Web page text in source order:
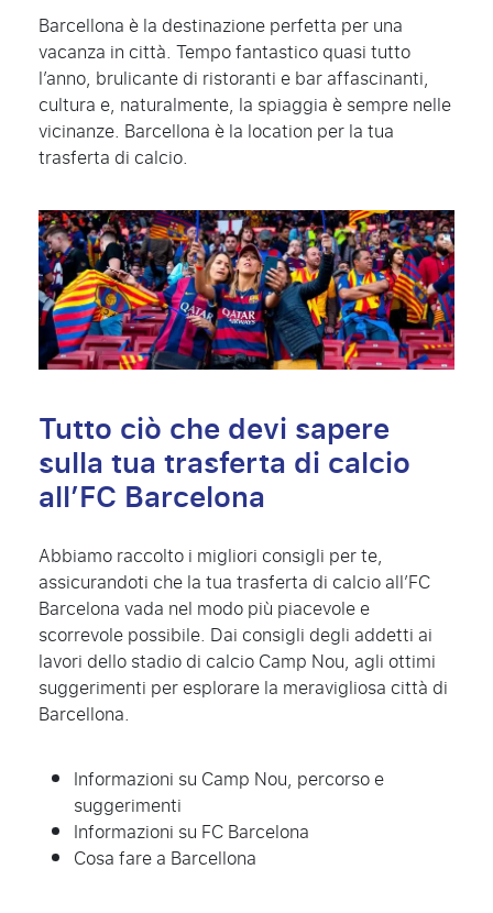
Barcellona è la destinazione perfetta per una
vacanza in città. Tempo fantastico quasi tutto
l’anno, brulicante di ristoranti e bar affascinanti,
cultura e, naturalmente, la spiaggia è sempre nelle
vicinanze. Barcellona è la location per la tua
trasferta di calcio.
Tutto ciò che devi sapere
sulla tua trasferta di calcio
all’FC Barcelona
Abbiamo raccolto i migliori consigli per te,
assicurandoti che la tua trasferta di calcio all’FC
Barcelona vada nel modo più piacevole e
scorrevole possibile. Dai consigli degli addetti ai
lavori dello stadio di calcio Camp Nou, agli ottimi
suggerimenti per esplorare la meravigliosa città di
Barcellona.
Informazioni su Camp Nou, percorso e
suggerimenti
Informazioni su FC Barcelona
Cosa fare a Barcellona